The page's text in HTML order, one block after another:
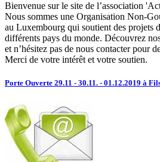
Bienvenue sur le site de l’association
Nous sommes une Organisation Non-
au Luxembourg qui soutient des projets
différents pays du monde. Découvrez
et n’hésitez pas de nous contacter pour
Merci de votre intérêt et votre soutien.
Porte Ouverte 29.11 - 30.11. - 01.12.2019 à